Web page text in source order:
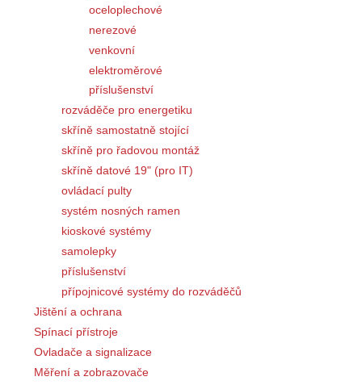
oceloplechové
nerezové
venkovní
elektroměrové
příslušenství
rozváděče pro energetiku
skříně samostatně stojící
skříně pro řadovou montáž
skříně datové 19" (pro IT)
ovládací pulty
systém nosných ramen
kioskové systémy
samolepky
příslušenství
přípojnicové systémy do rozváděčů
Jištění a ochrana
Spínací přístroje
Ovladače a signalizace
Měření a zobrazovače